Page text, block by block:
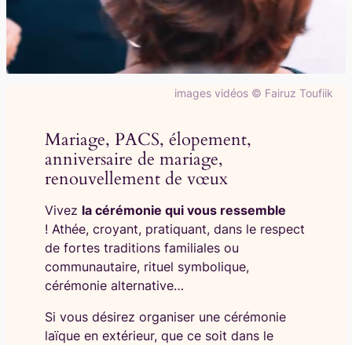
images vidéos © Fairuz Toufiik
Mariage, PACS, élopement,
anniversaire de mariage,
renouvellement de vœux
Vivez la cérémonie qui vous ressemble
! Athée, croyant, pratiquant, dans le respect
de fortes traditions familiales ou
communautaire, rituel symbolique,
cérémonie alternative…
Si vous désirez organiser une cérémonie
laïque en extérieur, que ce soit dans le